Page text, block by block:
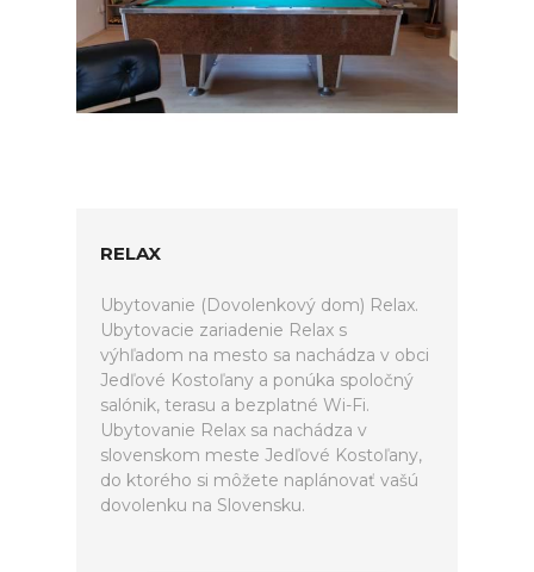
RELAX
Ubytovanie (Dovolenkový dom) Relax.
Ubytovacie zariadenie Relax s
výhľadom na mesto sa nachádza v obci
Jedľové Kostoľany a ponúka spoločný
salónik, terasu a bezplatné Wi-Fi.
Ubytovanie Relax sa nachádza v
slovenskom meste Jedľové Kostoľany,
do ktorého si môžete naplánovať vašú
dovolenku na Slovensku.